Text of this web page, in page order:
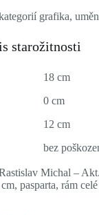
grafika,
starožitnosti
18 cm
0 cm
12 cm
bez
Michal – Akt.
pasparta, rám